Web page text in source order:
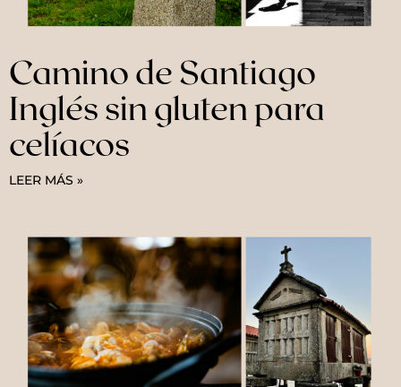
Camino de Santiago
Inglés sin gluten para
celíacos
LEER MÁS »